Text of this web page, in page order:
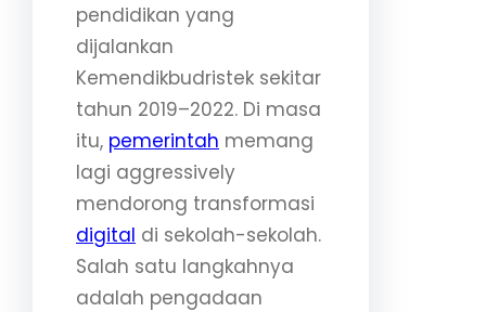
pendidikan yang
dijalankan
Kemendikbudristek sekitar
tahun 2019–2022. Di masa
itu, pemerintah memang
lagi aggressively
mendorong transformasi
digital di sekolah-sekolah.
Salah satu langkahnya
adalah pengadaan